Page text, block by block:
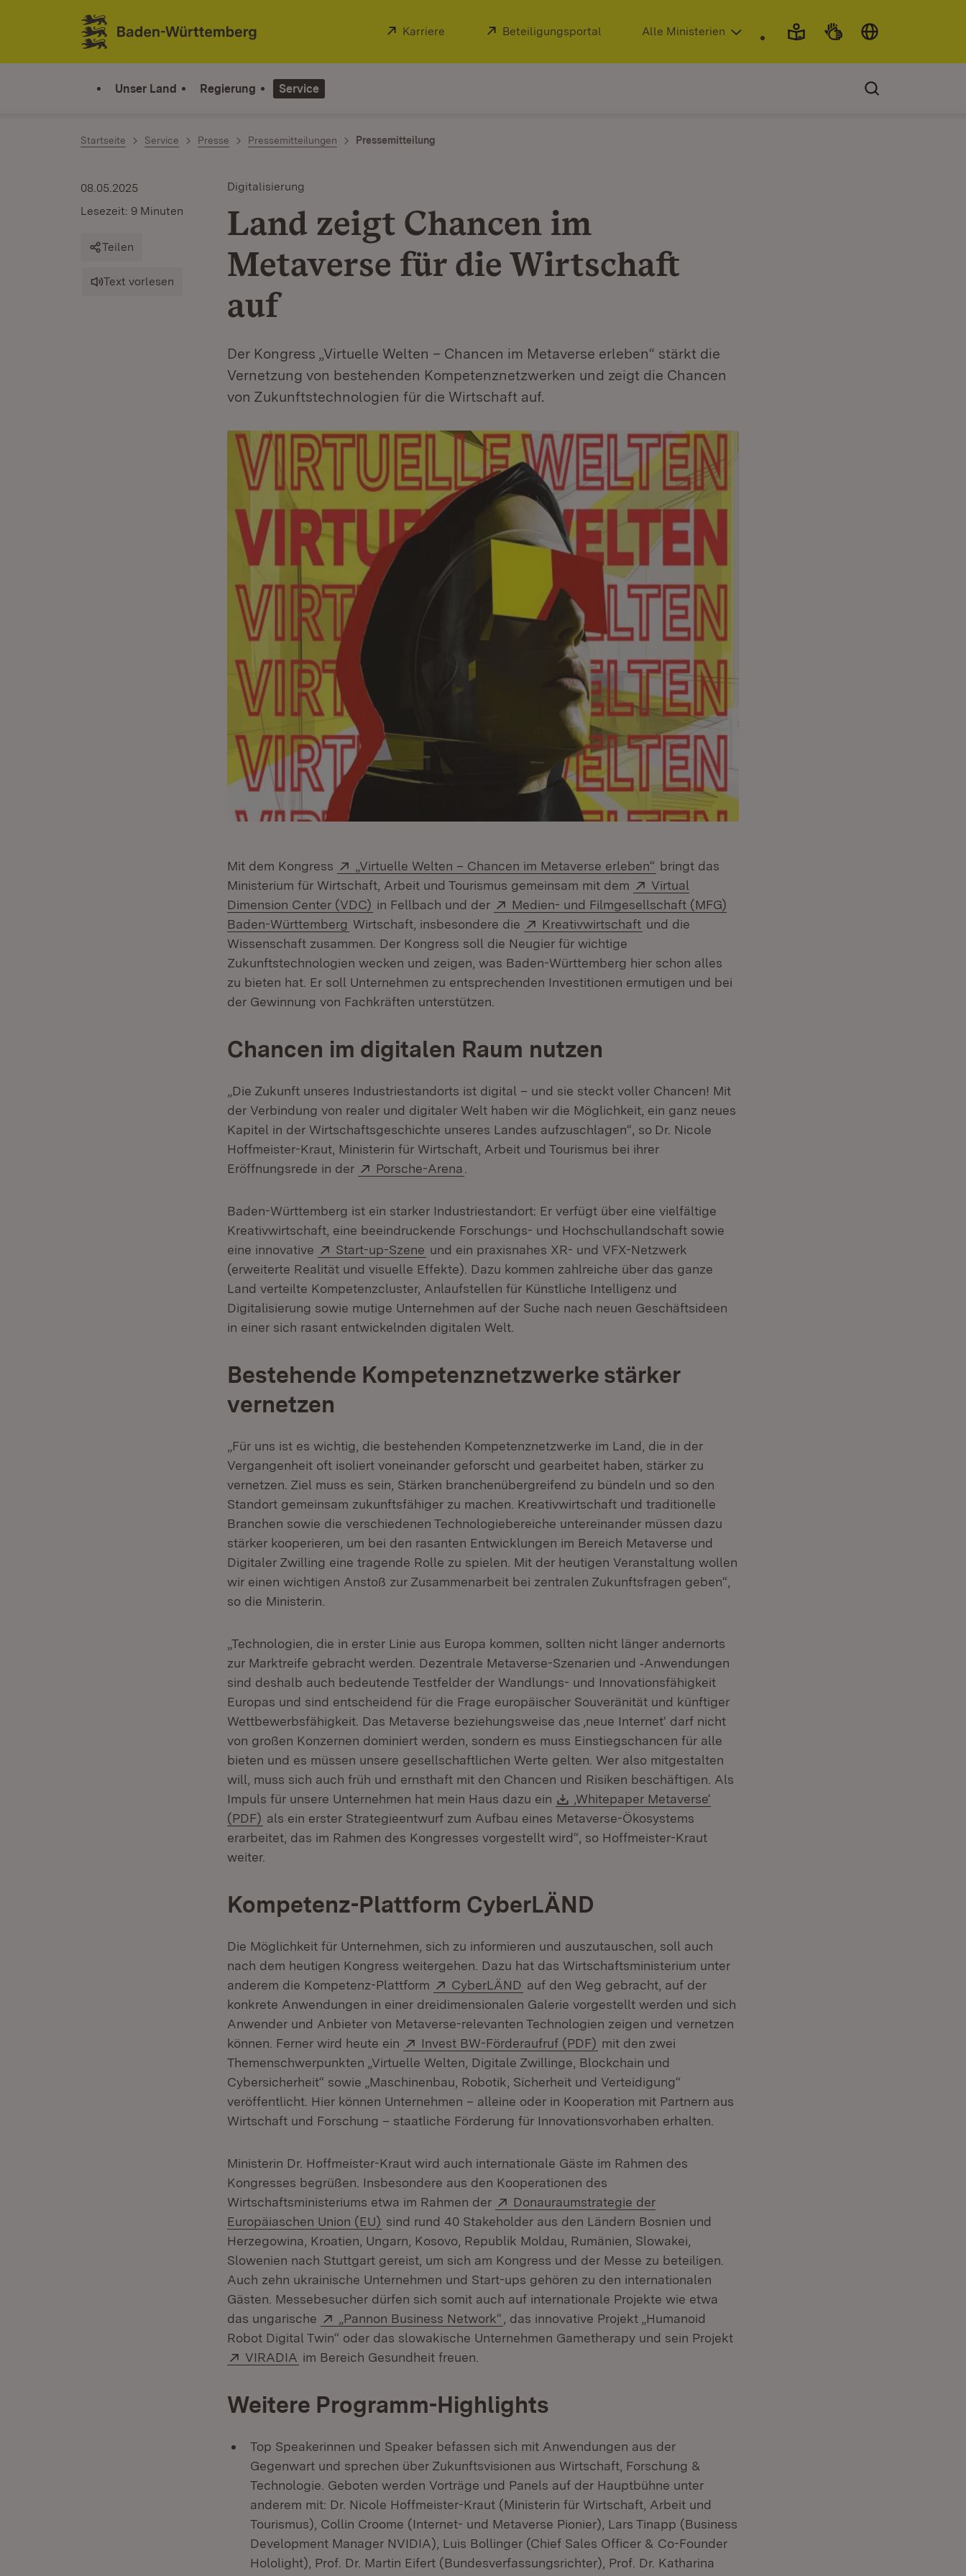
Zum Inhalt springen
Link zur Startseite
Extern:
Karriere (Öffnet in neuem Fenster)
Extern:
Beteiligungsportal (Öffnet in neuem Fenster)
Alle Ministerien
Unser Land Regierung Service
Startseite Service Presse Pressemitteilungen Pressemitteilung
Digitalisierung
Land zeigt Chancen im
Metaverse für die Wirtschaft
auf
Der Kongress „Virtuelle Welten – Chancen im Metaverse erleben“ stärkt die
Vernetzung von bestehenden Kompetenznetzwerken und zeigt die Chancen
von Zukunftstechnologien für die Wirtschaft auf.
08.05.2025
Lesezeit: 9 Minuten
Teilen
Text vorlesen
Mit dem Kongress Extern:
„Virtuelle Welten – Chancen im Metaverse erleben“ (Öffnet in neuem Fenster)
bringt das
Ministerium für Wirtschaft, Arbeit und Tourismus gemeinsam mit dem
Extern:
Virtual
Dimension Center (VDC) (Öffnet in neuem Fenster)
in Fellbach und der Extern:
Medien- und Filmgesellschaft (MFG)
Baden-Württemberg (Öffnet in neuem Fenster)
Wirtschaft, insbesondere die Extern:
Kreativwirtschaft (Öffnet in neuem Fenster)
und die
Wissenschaft zusammen. Der Kongress soll die Neugier für wichtige
Zukunftstechnologien wecken und zeigen, was Baden-Württemberg hier schon alles
zu bieten hat. Er soll Unternehmen zu entsprechenden Investitionen ermutigen und bei
der Gewinnung von Fachkräften unterstützen.
Chancen im digitalen Raum nutzen
„Die Zukunft unseres Industriestandorts ist digital – und sie steckt voller Chancen! Mit
der Verbindung von realer und digitaler Welt haben wir die Möglichkeit, ein ganz neues
Kapitel in der Wirtschaftsgeschichte unseres Landes aufzuschlagen“, so Dr. Nicole
Hoffmeister-Kraut, Ministerin für Wirtschaft, Arbeit und Tourismus bei ihrer
Eröffnungsrede in der
Extern:
Porsche-Arena
Baden-Württemberg ist ein starker Industriestandort: Er verfügt über eine vielfältige
Kreativwirtschaft, eine beeindruckende Forschungs- und Hochschullandschaft sowie
eine innovative
Extern:
Start-up-Szene (Öffnet in neuem Fenster)
und ein praxisnahes XR- und VFX-Netzwerk
(erweiterte Realität und visuelle Effekte). Dazu kommen zahlreiche über das ganze
Land verteilte Kompetenzcluster, Anlaufstellen für Künstliche Intelligenz und
Digitalisierung sowie mutige Unternehmen auf der Suche nach neuen Geschäftsideen
in einer sich rasant entwickelnden digitalen Welt.
Bestehende Kompetenznetzwerke stärker
vernetzen
„Für uns ist es wichtig, die bestehenden Kompetenznetzwerke im Land, die in der
Vergangenheit oft isoliert voneinander geforscht und gearbeitet haben, stärker zu
vernetzen. Ziel muss es sein, Stärken branchenübergreifend zu bündeln und so den
Standort gemeinsam zukunftsfähiger zu machen. Kreativwirtschaft und traditionelle
Branchen sowie die verschiedenen Technologiebereiche untereinander müssen dazu
stärker kooperieren, um bei den rasanten Entwicklungen im Bereich Metaverse und
Digitaler Zwilling eine tragende Rolle zu spielen. Mit der heutigen Veranstaltung wollen
wir einen wichtigen Anstoß zur Zusammenarbeit bei zentralen Zukunftsfragen geben“,
so die Ministerin.
„Technologien, die in erster Linie aus Europa kommen, sollten nicht länger andernorts
zur Marktreife gebracht werden. Dezentrale Metaverse-Szenarien und ‑Anwendungen
sind deshalb auch bedeutende Testfelder der Wandlungs- und Innovationsfähigkeit
Europas und sind entscheidend für die Frage europäischer Souveränität und künftiger
Wettbewerbsfähigkeit. Das Metaverse beziehungsweise das ‚neue Internet‘ darf nicht
von großen Konzernen dominiert werden, sondern es muss Einstiegschancen für alle
bieten und es müssen unsere gesellschaftlichen Werte gelten. Wer also mitgestalten
will, muss sich auch früh und ernsthaft mit den Chancen und Risiken beschäftigen. Als
Impuls für unsere Unternehmen hat mein Haus dazu ein
Download:
‚Whitepaper Metaverse‘
(PDF) (Öffnet in neuem Fenster)
als ein erster Strategieentwurf zum Aufbau eines Metaverse-Ökosystems
erarbeitet, das im Rahmen des Kongresses vorgestellt wird“, so Hoffmeister-Kraut
weiter.
Kompetenz-Plattform CyberLÄND
Die Möglichkeit für Unternehmen, sich zu informieren und auszutauschen, soll auch
nach dem heutigen Kongress weitergehen. Dazu hat das Wirtschaftsministerium unter
anderem die Kompetenz-Plattform
Extern:
CyberLÄND (Öffnet in neuem Fenster)
auf den Weg gebracht, auf der
konkrete Anwendungen in einer dreidimensionalen Galerie vorgestellt werden und sich
Anwender und Anbieter von Metaverse-relevanten Technologien zeigen und vernetzen
können. Ferner wird heute ein
Extern:
Invest BW-Förderaufruf (PDF) (Öffnet in neuem Fenster)
mit den zwei
Themenschwerpunkten „Virtuelle Welten, Digitale Zwillinge, Blockchain und
Cybersicherheit“ sowie „Maschinenbau, Robotik, Sicherheit und Verteidigung“
veröffentlicht. Hier können Unternehmen – alleine oder in Kooperation mit Partnern aus
Wirtschaft und Forschung – staatliche Förderung für Innovationsvorhaben erhalten.
Ministerin Dr. Hoffmeister-Kraut wird auch internationale Gäste im Rahmen des
Kongresses begrüßen. Insbesondere aus den Kooperationen des
Wirtschaftsministeriums etwa im Rahmen der
Extern:
Donauraumstrategie der
Europäiaschen Union (EU) (Öffnet in neuem Fenster)
sind rund 40 Stakeholder aus den Ländern Bosnien und
Herzegowina, Kroatien, Ungarn, Kosovo, Republik Moldau, Rumänien, Slowakei,
Slowenien nach Stuttgart gereist, um sich am Kongress und der Messe zu beteiligen.
Auch zehn ukrainische Unternehmen und Start-ups gehören zu den internationalen
Gästen. Messebesucher dürfen sich somit auch auf internationale Projekte wie etwa
das ungarische
Extern:
„Pannon Business Network“ (Öffnet in neuem Fenster)
, das innovative Projekt „Humanoid
Robot Digital Twin“ oder das slowakische Unternehmen Gametherapy und sein Projekt
Extern:
VIRADIA (Öffnet in neuem Fenster)
im Bereich Gesundheit freuen.
Weitere Programm-Highlights
Top Speakerinnen und Speaker befassen sich mit Anwendungen aus der
Gegenwart und sprechen über Zukunftsvisionen aus Wirtschaft, Forschung &
Technologie. Geboten werden Vorträge und Panels auf der Hauptbühne unter
anderem mit: Dr. Nicole Hoffmeister-Kraut (Ministerin für Wirtschaft, Arbeit und
Tourismus), Collin Croome (Internet- und Metaverse Pionier), Lars Tinapp (Business
Development Manager NVIDIA), Luis Bollinger (Chief Sales Officer & Co-Founder
Hololight), Prof. Dr. Martin Eifert (Bundesverfassungsrichter), Prof. Dr. Katharina